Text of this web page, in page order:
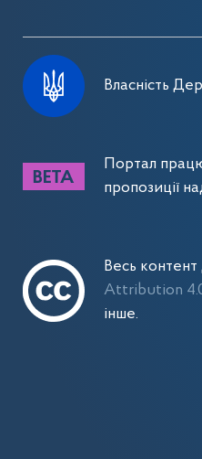
Власність
Портал
пропозиції
Весь контент
Attribution
інше.